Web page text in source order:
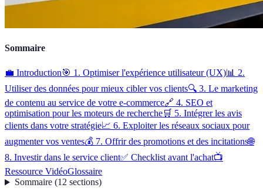
Sommaire
💼 Introduction🎯 1. Optimiser l'expérience utilisateur (UX)📊 2.
Utiliser des données pour mieux cibler vos clients🔍 3. Le marketing
de contenu au service de votre e-commerce🔗 4. SEO et
optimisation pour les moteurs de recherche🛒 5. Intégrer les avis
clients dans votre stratégie📈 6. Exploiter les réseaux sociaux pour
augmenter vos ventes💰 7. Offrir des promotions et des incitations🌐
8. Investir dans le service client✅ Checklist avant l'achat📺
Ressource VidéoGlossaire
Sommaire(12 sections)